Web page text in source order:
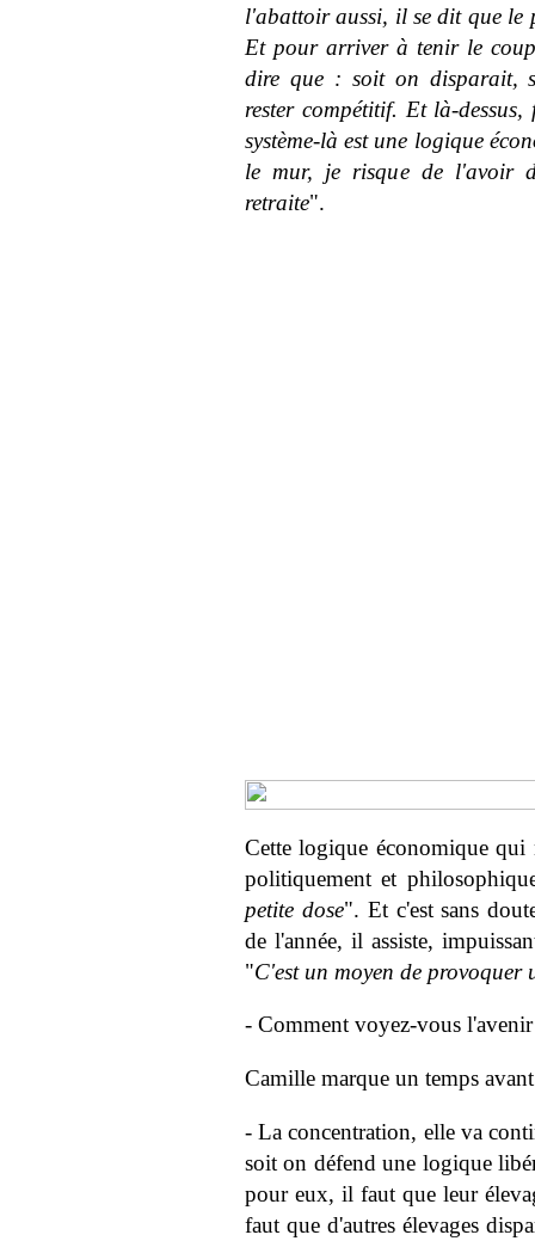
l'abattoir aussi, il se dit que le
Et pour arriver à tenir le
dire que : soit on disparait,
rester compétitif. Et là-
système-là est une logique
le mur, je risque de l'avoir
retraite".
Cette logique économique qui
politiquement et
petite dose". Et c'est sans
de l'année, il assiste,
"C'est un moyen de provoquer
- Comment voyez-vous
Camille marque un temps
- La concentration, elle va
soit on défend une logique
pour eux, il faut que leur
faut que d'autres élevages